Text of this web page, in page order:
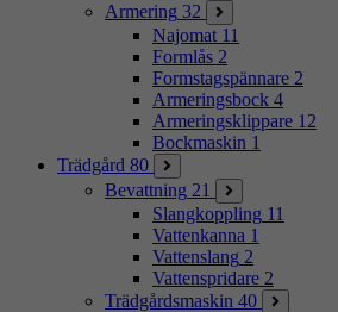
Armering 32
Najomat 11
Formlås 2
Formstagspännare 2
Armeringsbock 4
Armeringsklippare 12
Bockmaskin 1
Trädgård 80
Bevattning 21
Slangkoppling 11
Vattenkanna 1
Vattenslang 2
Vattenspridare 2
Trädgårdsmaskin 40